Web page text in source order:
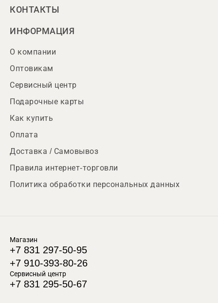
КОНТАКТЫ
ИНФОРМАЦИЯ
О компании
Оптовикам
Сервисный центр
Подарочные карты
Как купить
Оплата
Доставка / Самовывоз
Правила интернет-торговли
Политика обработки персональных данных
Магазин
+7 831 297-50-95
+7 910-393-80-26
Сервисный центр
+7 831 295-50-67